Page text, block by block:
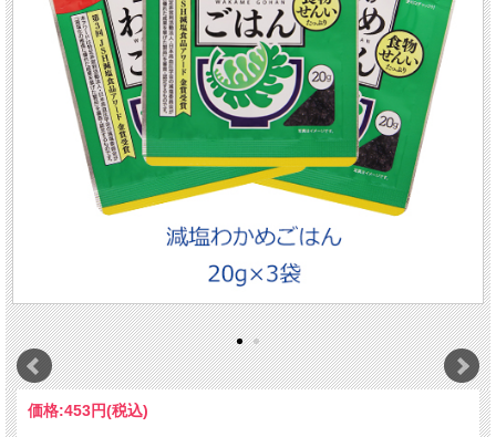
価格:453円(税込)